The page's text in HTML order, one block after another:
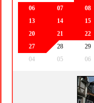
06
07 08
13
14 15
20
21 22
27
28 29
04
05 06